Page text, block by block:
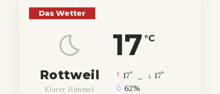
Das Wetter
17 °C
Rottweil
Klarer Himmel
17° 17°
62%